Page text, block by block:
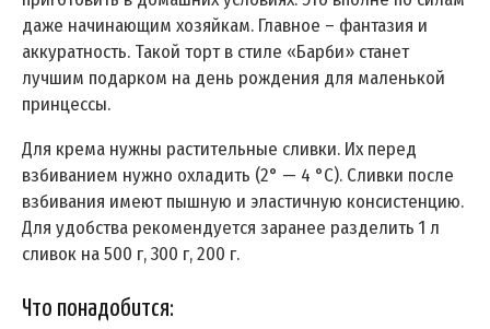
даже начинающим хозяйкам. Главное – фантазия и
аккуратность. Такой торт в стиле «Барби» станет
лучшим подарком на день рождения для маленькой
принцессы.
Для крема нужны растительные сливки. Их перед
взбиванием нужно охладить (2° — 4 °C). Сливки после
взбивания имеют пышную и эластичную консистенцию.
Для удобства рекомендуется заранее разделить 1 л
сливок на 500 г, 300 г, 200 г.
Что понадобится: